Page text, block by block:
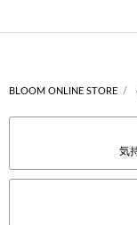
BLOOM ONLINE STORE
気